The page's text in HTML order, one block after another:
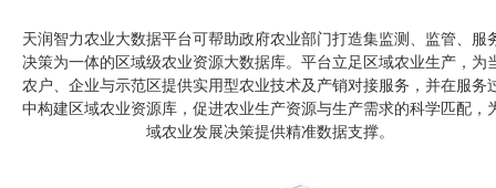
天润智力农业大数据平台可帮助政府农业部门打造集监测、监管、服
决策为一体的区域级农业资源大数据库。平台立足区域农业生产，为
农户、企业与示范区提供实用型农业技术及产销对接服务，并在服务
中构建区域农业资源库，促进农业生产资源与生产需求的科学匹配，
域农业发展决策提供精准数据支撑。